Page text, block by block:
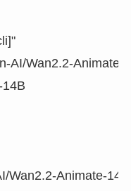
AI/Wan2.2-Animate-
14B
Wan2.2-Animate-